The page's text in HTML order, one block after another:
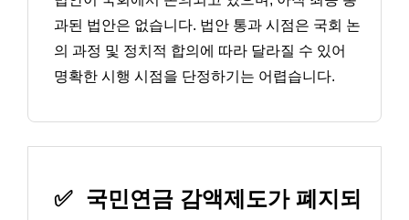
과된 법안은 없습니다. 법안 통과 시점은 국회 논
의 과정 및 정치적 합의에 따라 달라질 수 있어
명확한 시행 시점을 단정하기는 어렵습니다.
✅ 국민연금 감액제도가 폐지되